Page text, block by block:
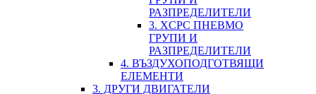
РАЗПРЕДЕЛИТЕЛИ
3. XCPC ПНЕВМО
ГРУПИ И
РАЗПРЕДЕЛИТЕЛИ
4. ВЪЗДУХОПОДГОТВЯЩИ
ЕЛЕМЕНТИ
3. ДРУГИ ДВИГАТЕЛИ